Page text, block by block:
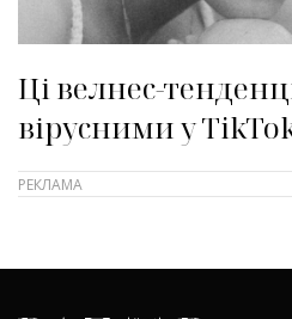
Ці велнес-
вірусними у